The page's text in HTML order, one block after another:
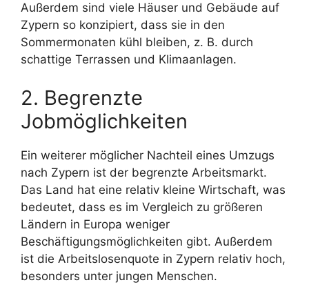
Außerdem sind viele Häuser und Gebäude auf
Zypern so konzipiert, dass sie in den
Sommermonaten kühl bleiben, z. B. durch
schattige Terrassen und Klimaanlagen.
2. Begrenzte
Jobmöglichkeiten
Ein weiterer möglicher Nachteil eines Umzugs
nach Zypern ist der begrenzte Arbeitsmarkt.
Das Land hat eine relativ kleine Wirtschaft, was
bedeutet, dass es im Vergleich zu größeren
Ländern in Europa weniger
Beschäftigungsmöglichkeiten gibt. Außerdem
ist die Arbeitslosenquote in Zypern relativ hoch,
besonders unter jungen Menschen.